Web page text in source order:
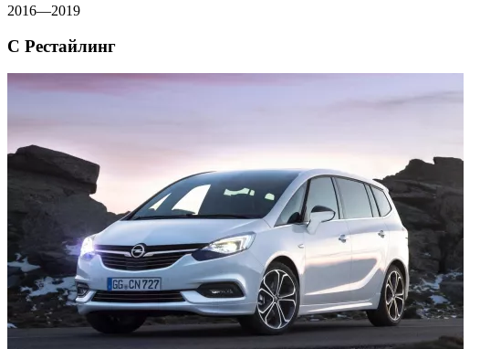
2016—2019
C Рестайлинг